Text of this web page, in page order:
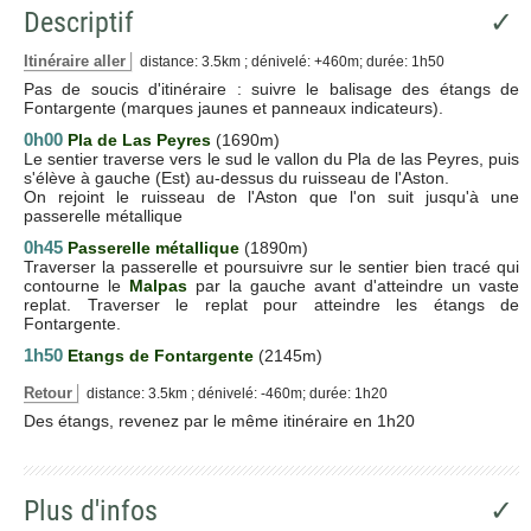
Descriptif ✓
Itinéraire aller distance: 3.5km ; dénivelé: +460m; durée: 1h50
Pas de soucis d'itinéraire : suivre le balisage des étangs de
Fontargente (marques jaunes et panneaux indicateurs).
0h00 Pla de Las Peyres (1690m)
Le sentier traverse vers le sud le vallon du Pla de las Peyres, puis
s'élève à gauche (Est) au-dessus du ruisseau de l'Aston.
On rejoint le ruisseau de l'Aston que l'on suit jusqu'à une
passerelle métallique
0h45 Passerelle métallique (1890m)
Traverser la passerelle et poursuivre sur le sentier bien tracé qui
contourne le Malpas par la gauche avant d'atteindre un vaste
replat. Traverser le replat pour atteindre les étangs de
Fontargente.
1h50 Etangs de Fontargente (2145m)
Retour distance: 3.5km ; dénivelé: -460m; durée: 1h20
Des étangs, revenez par le même itinéraire en 1h20
Plus d'infos ✓